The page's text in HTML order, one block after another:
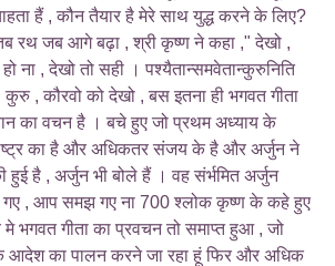
हैं , कौन तैयार है मेरे साथ युद्ध करने के लिए?
रथ जब आगे बढ़ा , श्री कृष्ण ने कहा ," देखो ,
ना , देखो तो सही । पश्यैतान्समवेतान्कुरुनिति
, कौरवो को देखो , बस इतना ही भगवत गीता
का वचन है । बचे हुए जो प्रथम अध्याय के
का है और अधिकतर संजय के है और अर्जुन ने
है , अर्जुन भी बोले हैं । वह संर्भमित अर्जुन
गए , आप समझ गए ना 700 श्लोक कृष्ण के कहे हुए
मे भगवत गीता का प्रवचन तो समाप्त हुआ , जो
आदेश का पालन करने जा रहा हूं फिर और अधिक